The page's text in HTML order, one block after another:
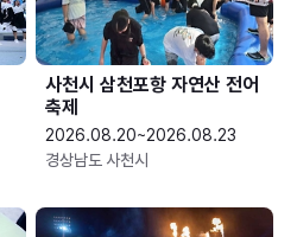
사천시 삼천포항 자연산 전어
축제
2026.08.20~2026.08.23
경상남도 사천시